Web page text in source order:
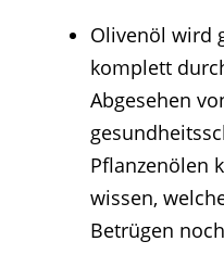
Olivenöl wird
komplett
Abgesehen
Pflanzenölen
wissen,
Betrügen